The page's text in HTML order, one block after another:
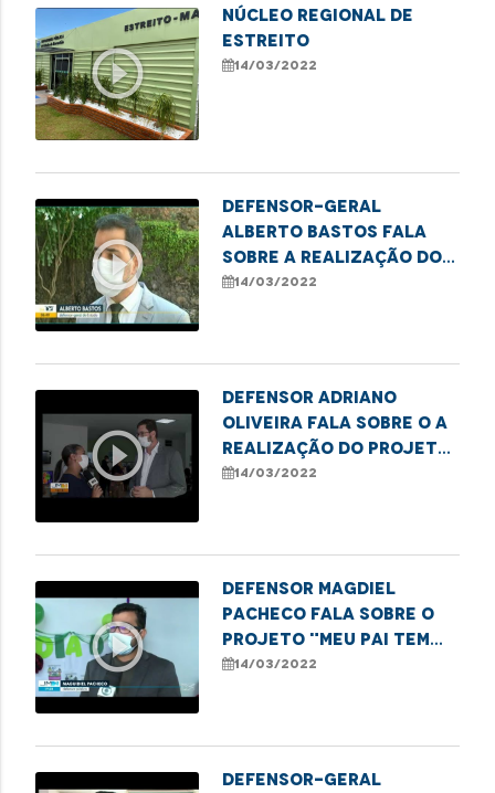
play_circle_outline
NÚCLEO REGIONAL DE
ESTREITO
14/03/2022
play_circle_outline
Defensor-geral
Alberto Bastos fala
sobre a realização do
projeto "Meu Pai tem
14/03/2022
play_circle_outline
Defensor Adriano
Oliveira fala sobre o a
realização do projeto
"Meu Pai tem Nome"
14/03/2022
play_circle_outline
Defensor Magdiel
Pacheco fala sobre o
projeto "Meu Pai tem
Nome" realizado no dia
14/03/2022
Defensor-geral